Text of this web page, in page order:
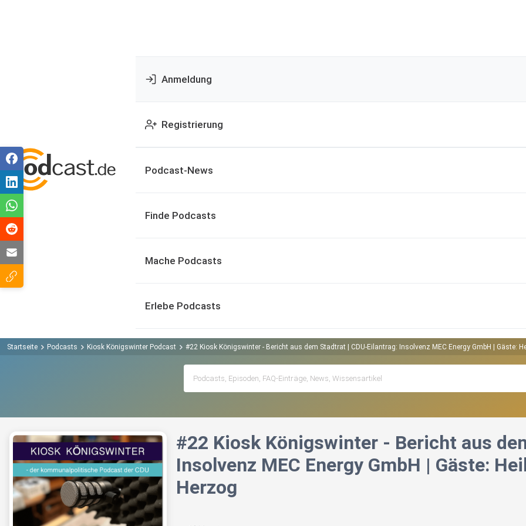
Anmeldung
Registrierung
Podcast-News
Finde Podcasts
Mache Podcasts
Erlebe Podcasts
Startseite Podcasts Kiosk Königswinter Podcast #22 Kiosk Königswinter - Bericht aus dem Stadtrat | CDU-Eilantrag: Insolvenz MEC Energy GmbH | Gäste:
#22 Kiosk Königswinter - Bericht aus
Insolvenz MEC Energy GmbH | Gäste:
Herzog